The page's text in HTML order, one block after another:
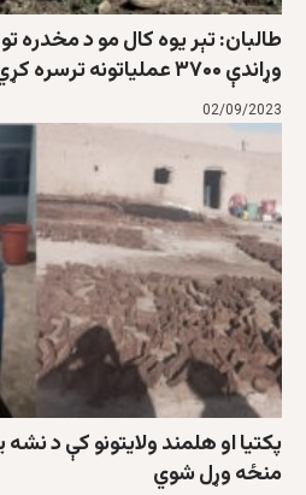
طالبان: تېر يوه کال مو د مخدره
وړاندې ۳۷۰۰ عملیاتونه ترسره کړي
02/09/2023
پکتيا او هلمند ولایتونو کې د
منځه وړل شوي